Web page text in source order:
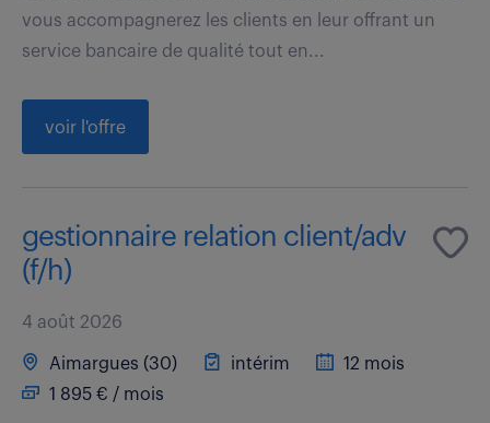
vous accompagnerez les clients en leur offrant un
service bancaire de qualité tout en...
voir l'offre
gestionnaire relation client/adv
(f/h)
4 août 2026
Aimargues (30) intérim
12 mois
1 895 € / mois